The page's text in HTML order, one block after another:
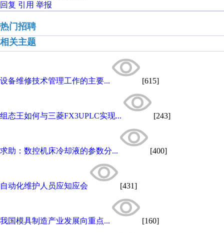
回复 引用 举报
热门招聘
相关主题
设备维修技术管理工作的主要... [615]
组态王如何与三菱FX3UPLC实现... [243]
求助：数控机床冷却液的参数分... [400]
自动化维护人员应知应会 [431]
我国模具制造产业发展向重点... [160]